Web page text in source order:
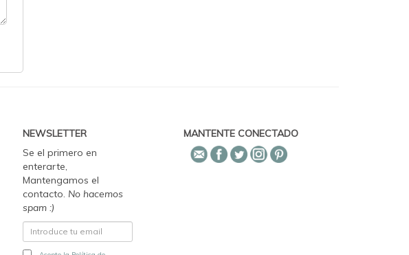
NEWSLETTER
Se el primero en
enterarte,
Mantengamos el
contacto. No hacemos
spam :)
MANTENTE CONECTADO